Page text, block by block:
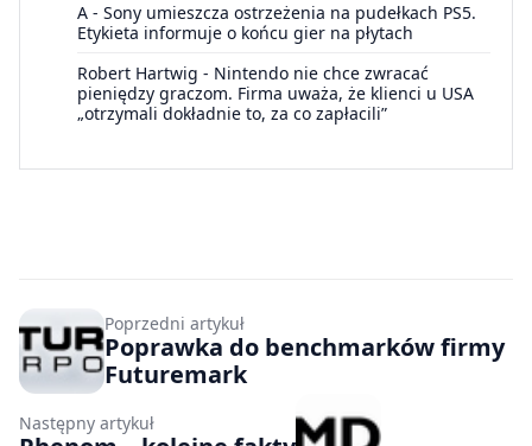
A - Sony umieszcza ostrzeżenia na pudełkach PS5.
Etykieta informuje o końcu gier na płytach
Robert Hartwig - Nintendo nie chce zwracać
pieniędzy graczom. Firma uważa, że klienci u USA
„otrzymali dokładnie to, za co zapłacili”
Poprzedni artykuł
Poprawka do benchmarków firmy
Futuremark
Następny artykuł